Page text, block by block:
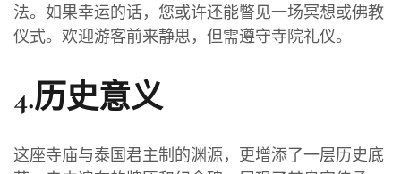
法。如果幸运的话，您或许还能瞥见一场冥想或佛教
仪式。欢迎游客前来静思，但需遵守寺院礼仪。
4.历史意义
这座寺庙与泰国君主制的渊源，更增添了一层历史底